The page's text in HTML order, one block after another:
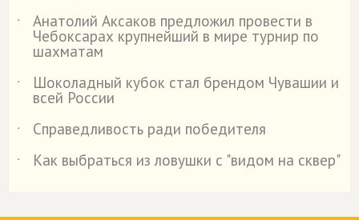
˙
Анатолий Аксаков предложил провести в
Чебоксарах крупнейший в мире турнир по
шахматам
˙
Шоколадный кубок стал брендом Чувашии и
всей России
˙
Справедливость ради победителя
˙
Как выбраться из ловушки с "видом на сквер"